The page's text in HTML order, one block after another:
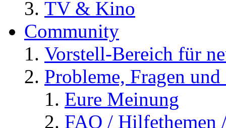
TV & Kino
Community
Vorstell-Bereich für
Probleme, Fragen
Eure Meinung
FAQ / Hilfethemen